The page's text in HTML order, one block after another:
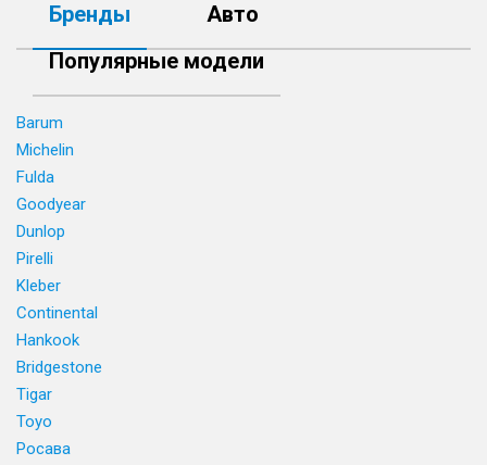
Бренды
Авто
Популярные модели
Barum
Michelin
Fulda
Goodyear
Dunlop
Pirelli
Kleber
Continental
Hankook
Bridgestone
Tigar
Toyo
Росава